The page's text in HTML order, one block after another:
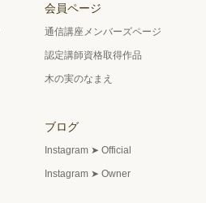
会員ページ
通信講座メンバーズページ
認定講師資格取得作品
木の実のなまえ
ブログ
Instagram ➤ Official
Instagram ➤ Owner